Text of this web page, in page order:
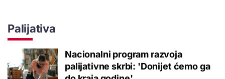
Palijativa
Nacionalni program razvoja
palijativne skrbi: 'Donijet ćemo ga